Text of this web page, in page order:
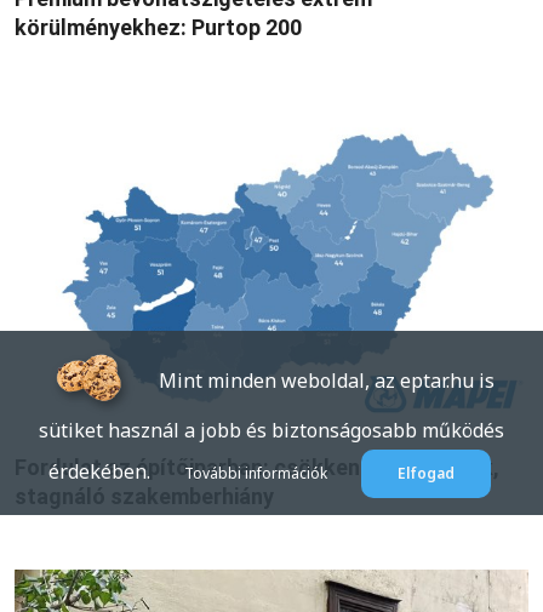
körülményekhez: Purtop 200
Fordulat az építőiparban: csökkenő munkadíjak,
Mint minden weboldal, az eptar.hu is
sütiket használ a jobb és biztonságosabb működés
érdekében.
További információk Elfogad